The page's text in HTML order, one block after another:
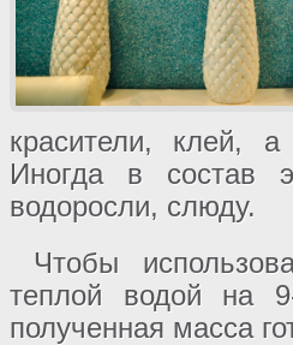
красители, клей,
Иногда в состав
водоросли, слюду.
Чтобы
теплой водой на
полученная масса